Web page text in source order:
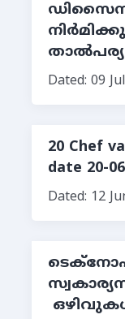
Dated: 09
20 Chef
date 20-
Dated: 12